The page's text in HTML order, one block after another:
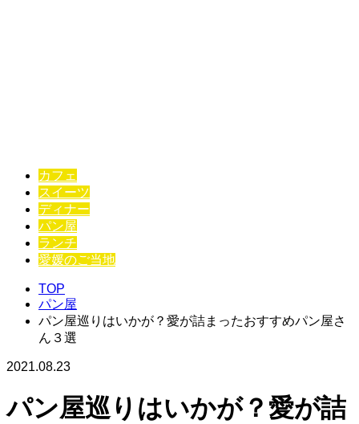
カフェ
スイーツ
ディナー
パン屋
ランチ
愛媛のご当地
TOP
パン屋
パン屋巡りはいかが？愛が詰まったおすすめパン屋さ
ん３選
2021.08.23
パン屋巡りはいかが？愛が詰